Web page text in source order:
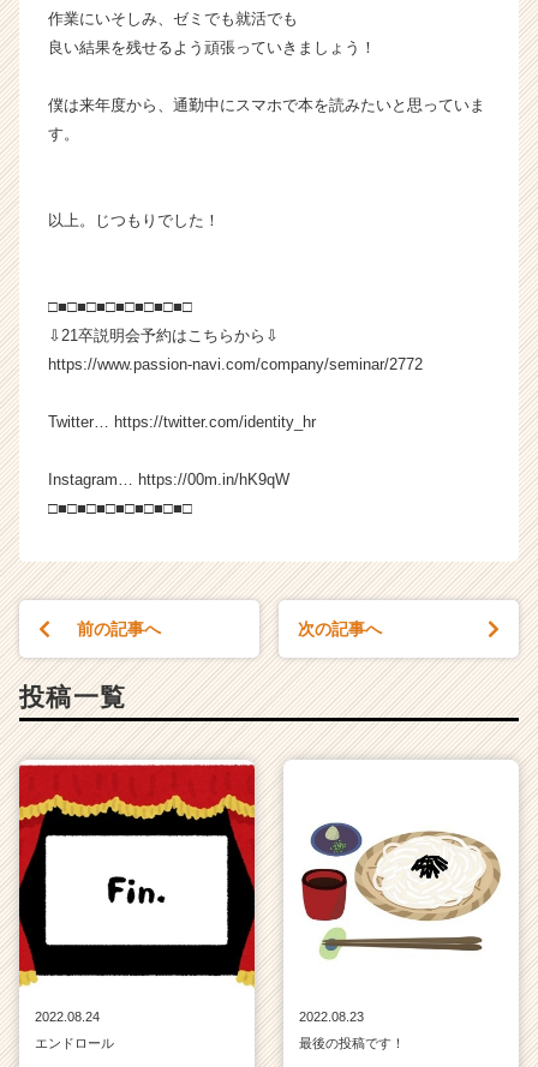
作業にいそしみ、ゼミでも就活でも
良い結果を残せるよう頑張っていきましょう！
僕は来年度から、通勤中にスマホで本を読みたいと思っていま
す。
以上。じつもりでした！
□■□■□■□■□■□■□■□
⇩21卒説明会予約はこちらから⇩
https://www.passion-navi.com/company/seminar/2772
Twitter… https://twitter.com/identity_hr
Instagram… https://00m.in/hK9qW
□■□■□■□■□■□■□■□
前の記事へ 次の記事へ
投稿一覧
2022.08.24
エンドロール
2022.08.23
最後の投稿です！